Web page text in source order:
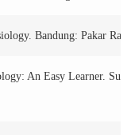
Bandung: Pakar Raya
An Easy Learner.